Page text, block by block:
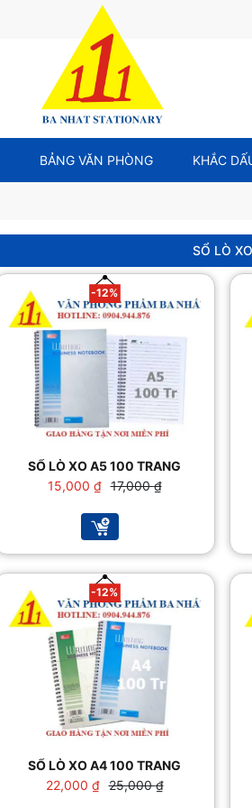
BẢNG VĂN PHÒNG KHẮC
SỔ LÒ XO
-12%
SỔ LÒ XO A5 100 TRANG
17,000₫
Giá
là:
17,000 ₫.
15,000 ₫ Giá
tại
là:
-12%
SỔ LÒ XO A4 100 TRANG
25,000₫
Giá
22,000 ₫ Giá